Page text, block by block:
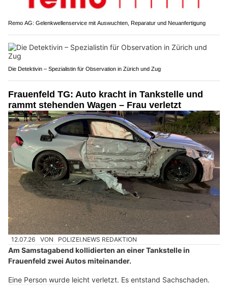
Remo AG: Gelenkwellenservice mit Auswuchten, Reparatur und Neuanfertigung
Die Detektivin – Spezialistin für Observation in Zürich und Zug
Frauenfeld TG: Auto kracht in Tankstelle und
rammt stehenden Wagen – Frau verletzt
12.07.26 VON POLIZEI.NEWS REDAKTION
Am Samstagabend kollidierten an einer Tankstelle in
Frauenfeld zwei Autos miteinander.
Eine Person wurde leicht verletzt. Es entstand Sachschaden.